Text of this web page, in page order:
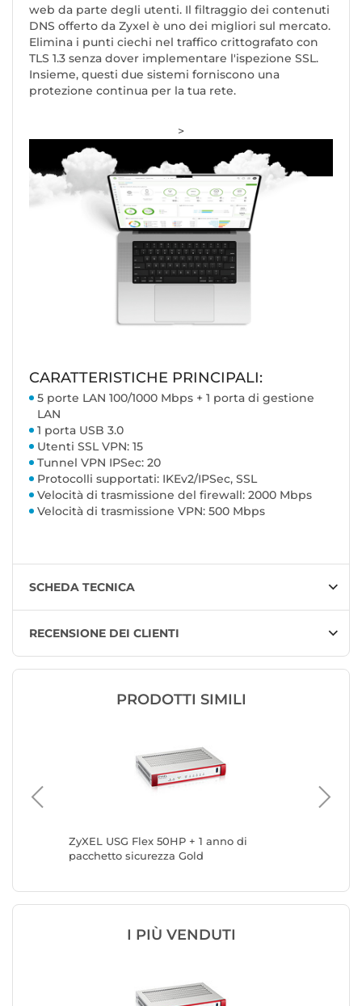
web da parte degli utenti. Il filtraggio dei contenuti
DNS offerto da Zyxel è uno dei migliori sul mercato.
Elimina i punti ciechi nel traffico crittografato con
TLS 1.3 senza dover implementare l'ispezione SSL.
Insieme, questi due sistemi forniscono una
protezione continua per la tua rete.
>
CARATTERISTICHE PRINCIPALI:
5 porte LAN 100/1000 Mbps + 1 porta di gestione
LAN
1 porta USB 3.0
Utenti SSL VPN: 15
Tunnel VPN IPSec: 20
Protocolli supportati: IKEv2/IPSec, SSL
Velocità di trasmissione del firewall: 2000 Mbps
Velocità di trasmissione VPN: 500 Mbps
SCHEDA TECNICA
RECENSIONE DEI CLIENTI
PRODOTTI SIMILI
ZyXEL USG Flex 50HP + 1 anno di
pacchetto sicurezza Gold
I PIÙ VENDUTI